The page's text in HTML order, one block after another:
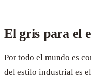
El gris para el
Por todo el mundo es
del estilo industrial es